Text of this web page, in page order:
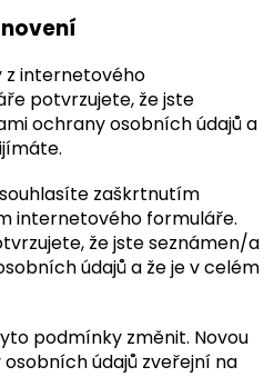
z internetového
potvrzujete, že jste
ochrany osobních údajů a
zaškrtnutím
internetového formuláře.
že jste seznámen/a
údajů a že je v celém
podmínky změnit. Novou
údajů zveřejní na